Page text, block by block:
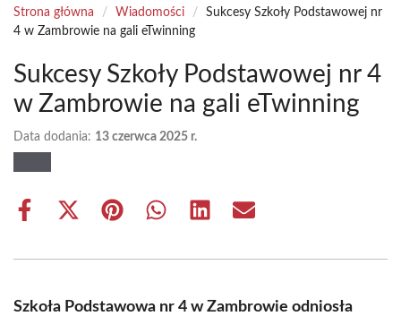
Strona główna / Wiadomości /
Sukcesy Szkoły Podstawowej nr
4 w Zambrowie na gali eTwinning
Sukcesy Szkoły Podstawowej nr 4
w Zambrowie na gali eTwinning
Data dodania: 13 czerwca 2025 r.
Share
Share
(Twitter)
Share Share Share Share
Szkoła Podstawowa nr 4 w Zambrowie odniosła